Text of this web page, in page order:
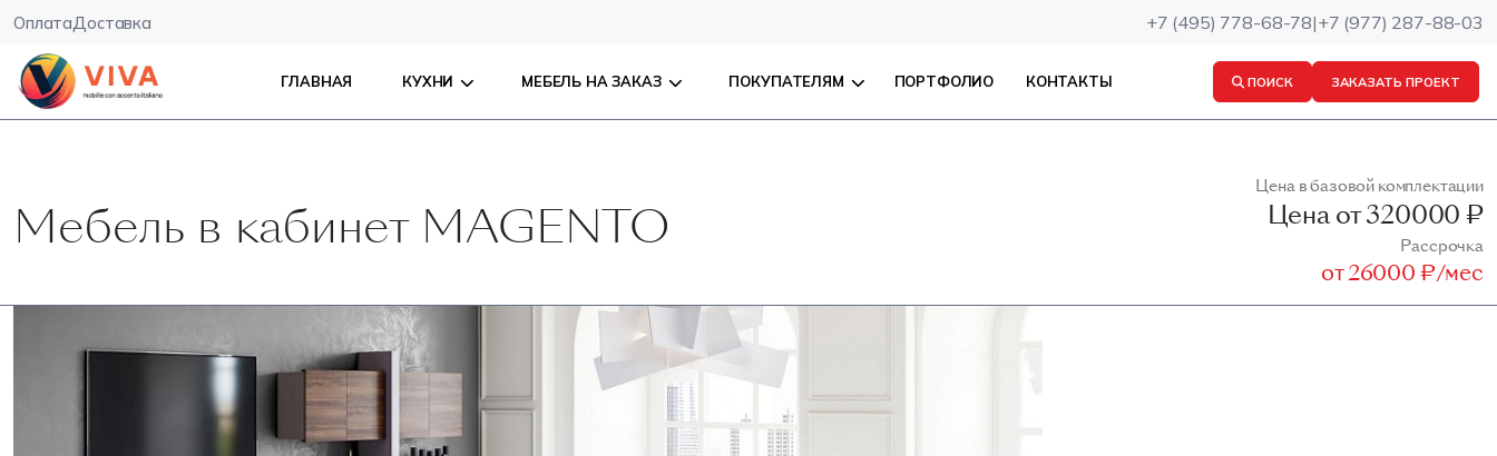
ОплатаДоставка +7 (495) 778-68-78|+7 (977) 287-88-03
ГЛАВНАЯ КУХНИ МЕБЕЛЬ НА ЗАКАЗ ПОКУПАТЕЛЯМ ПОРТФОЛИО КОНТАКТЫ ПОИСК ЗАКАЗАТЬ ПРОЕКТ
Мебель в кабинет MAGENTO
Цена в базовой комплектации
Цена от320000 ₽
Рассрочка
от26000 ₽/мес